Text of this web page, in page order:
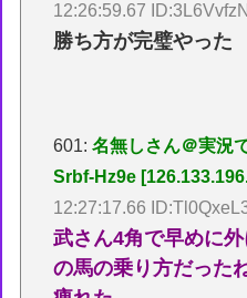
12:26:59.67
勝ち方が完璧やった
601:名無しさん＠実況
Srbf-Hz9e
12:27:17.66
武さん4角で早めに
の馬の乗り方だった